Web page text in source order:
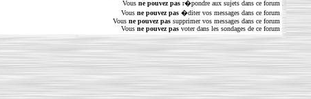
Vous ne pouvez pasr�pondre aux sujets dans ce forum
Vous ne pouvez pas�diter vos messages dans ce forum
Vous ne pouvez passupprimer vos messages dans ce forum
Vous ne pouvez pasvoter dans les sondages de ce forum